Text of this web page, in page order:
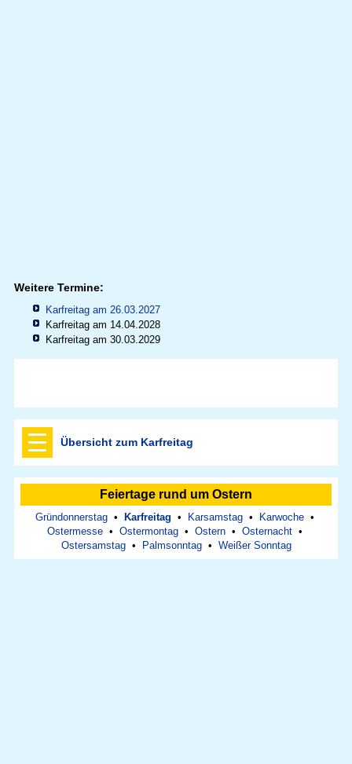
Weitere Termine:
Karfreitag am 26.03.2027
Karfreitag am 14.04.2028
Karfreitag am 30.03.2029
Übersicht zum Karfreitag
Feiertage rund um Ostern
Gründonnerstag• Karfreitag • Karsamstag• Karwoche•
Ostermesse• Ostermontag• Ostern• Osternacht•
Ostersamstag• Palmsonntag• Weißer Sonntag